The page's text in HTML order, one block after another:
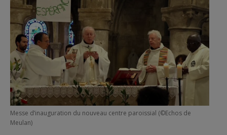
Messe d’inauguration du nouveau centre paroissial (©Echos de
Meulan)